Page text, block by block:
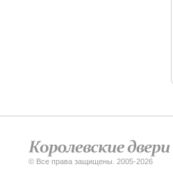
© Все права защищены. 2005-2026